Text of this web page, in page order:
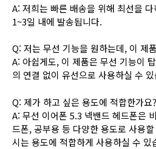
A: 저희는 빠른 배송을 위해 최선을
1~3일 내에 발송됩니다.
Q: 저는 무선 기능을 원하는데, 이 제
A: 아쉽게도, 이 제품은 무선 기능이
의 연결 없이 유선으로 사용하실 수
Q: 제가 하고 싶은 용도에 적합한가요?
A: 무선 이어폰 5.3 넥밴드 헤드폰은
드폰, 공부용 등 다양한 용도로 사용
시는 용도에 적합하게 사용하실 수 있